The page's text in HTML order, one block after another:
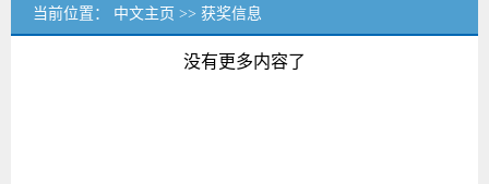
当前位置： 中文主页 >> 获奖信息
没有更多内容了